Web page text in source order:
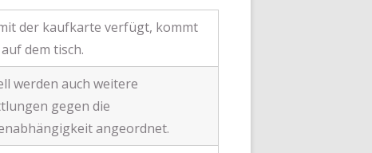
der kaufkarte verfügt, kommt
dem tisch.
werden auch weitere
gegen die
angeordnet.